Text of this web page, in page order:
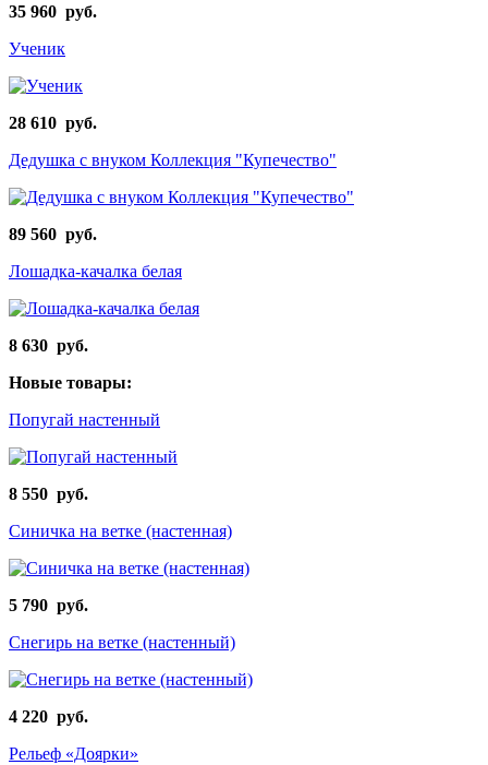
35 960 руб.
Ученик
28 610 руб.
Дедушка с внуком Коллекция "Купечество"
89 560 руб.
Лошадка-качалка белая
8 630 руб.
Новые товары:
Попугай настенный
8 550 руб.
Синичка на ветке (настенная)
5 790 руб.
Снегирь на ветке (настенный)
4 220 руб.
Рельеф «Доярки»